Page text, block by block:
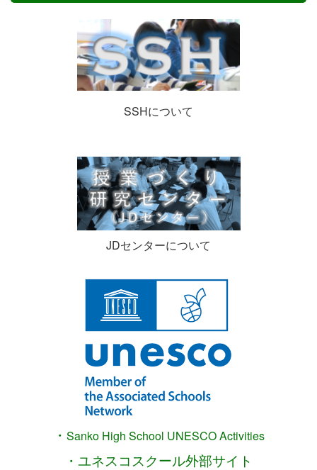
SSHについて
JDセンターについて
・ Sanko High School UNESCO Activities
・ユネスコスクール外部サイト